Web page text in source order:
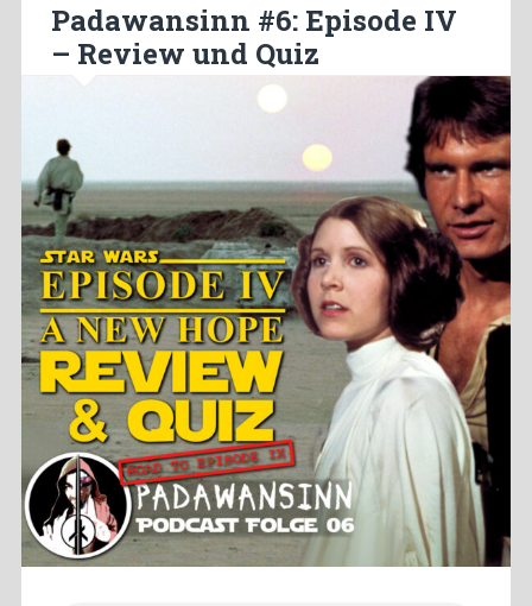
Padawansinn #6: Episode IV
– Review und Quiz